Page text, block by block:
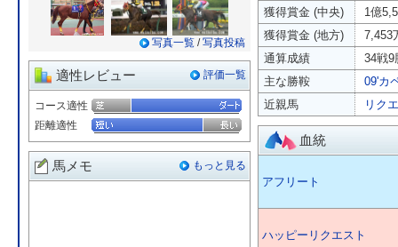
写真一覧 /写真投稿
適性レビュー 評価一覧
コース適性
距離適性
馬メモ もっと見る
獲得賞金 (中央)
1億
獲得賞金 (地方)
7,453
通算成績
34戦9
主な勝鞍
09'カ
近親馬
リク
血統
アフリート
ハッピーリクエスト